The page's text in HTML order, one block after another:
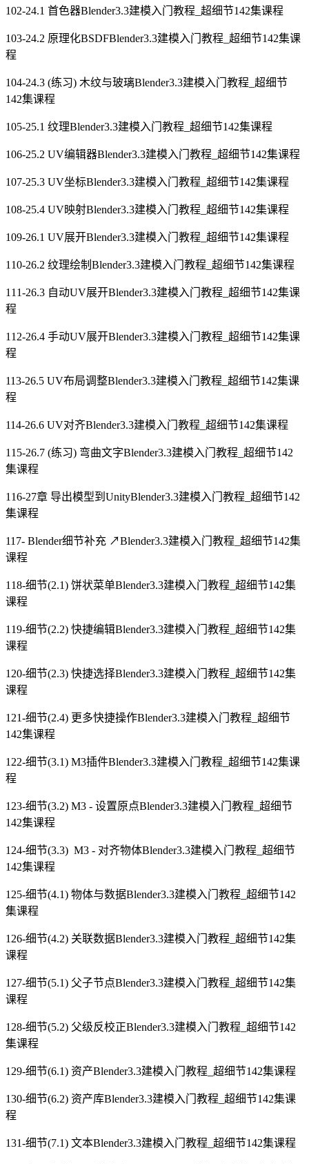
102-24.1 首色器Blender3.3建模入门教程_超细节142集课程
103-24.2 原理化BSDFBlender3.3建模入门教程_超细节142集课
程
104-24.3 (练习) 木纹与玻璃Blender3.3建模入门教程_超细节
142集课程
105-25.1 纹理Blender3.3建模入门教程_超细节142集课程
106-25.2 UV编辑器Blender3.3建模入门教程_超细节142集课程
107-25.3 UV坐标Blender3.3建模入门教程_超细节142集课程
108-25.4 UV映射Blender3.3建模入门教程_超细节142集课程
109-26.1 UV展开Blender3.3建模入门教程_超细节142集课程
110-26.2 纹理绘制Blender3.3建模入门教程_超细节142集课程
111-26.3 自动UV展开Blender3.3建模入门教程_超细节142集课
程
112-26.4 手动UV展开Blender3.3建模入门教程_超细节142集课
程
113-26.5 UV布局调整Blender3.3建模入门教程_超细节142集课
程
114-26.6 UV对齐Blender3.3建模入门教程_超细节142集课程
115-26.7 (练习) 弯曲文字Blender3.3建模入门教程_超细节142
集课程
116-27章 导出模型到UnityBlender3.3建模入门教程_超细节142
集课程
117- Blender细节补充 ↗Blender3.3建模入门教程_超细节142集
课程
118-细节(2.1) 饼状菜单Blender3.3建模入门教程_超细节142集
课程
119-细节(2.2) 快捷编辑Blender3.3建模入门教程_超细节142集
课程
120-细节(2.3) 快捷选择Blender3.3建模入门教程_超细节142集
课程
121-细节(2.4) 更多快捷操作Blender3.3建模入门教程_超细节
142集课程
122-细节(3.1) M3插件Blender3.3建模入门教程_超细节142集课
程
123-细节(3.2) M3 - 设置原点Blender3.3建模入门教程_超细节
142集课程
124-细节(3.3) M3 - 对齐物体Blender3.3建模入门教程_超细节
142集课程
125-细节(4.1) 物体与数据Blender3.3建模入门教程_超细节142
集课程
126-细节(4.2) 关联数据Blender3.3建模入门教程_超细节142集
课程
127-细节(5.1) 父子节点Blender3.3建模入门教程_超细节142集
课程
128-细节(5.2) 父级反校正Blender3.3建模入门教程_超细节142
集课程
129-细节(6.1) 资产Blender3.3建模入门教程_超细节142集课程
130-细节(6.2) 资产库Blender3.3建模入门教程_超细节142集课
程
131-细节(7.1) 文本Blender3.3建模入门教程_超细节142集课程